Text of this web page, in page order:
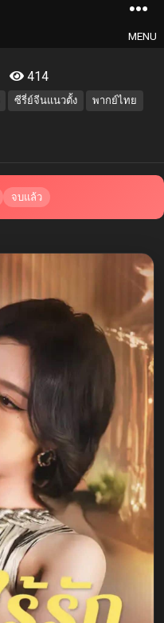
MENU
414
ซีรี่ย์จีนแนวตั้ง
พากย์ไทย
จบแล้ว